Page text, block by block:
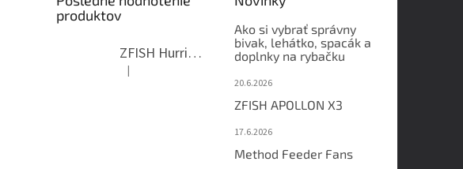
produktov
ZFISH Hurricane Camo Kreslo
Hodnotenie produktu je 5 z 5 hviezdičiek.
|
Ako si vybrať správny
bivak, lehátko, spacák a
doplnky na rybačku
20.6.2026
ZFISH APOLLON X3
17.6.2026
Method Feeder Fans